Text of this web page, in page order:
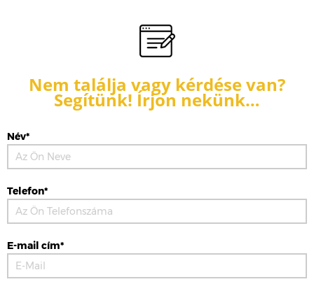
Nem találja vagy kérdése van?
Segítünk! Írjon nekünk…
Név*
Telefon*
E-mail cím*